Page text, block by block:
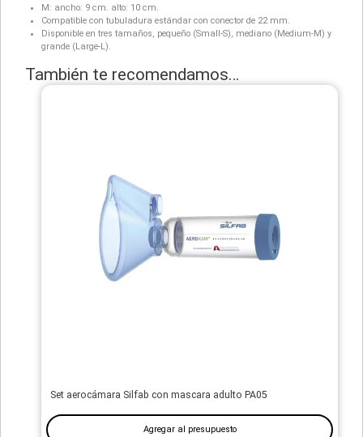
M: ancho: 9 cm. alto: 10 cm.
Compatible con tubuladura estándar con conector de 22 mm.
Disponible en tres tamaños, pequeño (Small-S), mediano (Medium-M) y
grande (Large-L).
También te recomendamos…
Set aerocámara Silfab con mascara adulto PA05
Agregar al presupuesto